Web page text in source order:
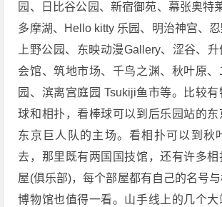
园、日比谷公园、新宿御苑、幕张奥特
多摩湖、Hello kitty 乐园、明治神宫、忍
上野公园、东映动漫Gallery、涩谷、
会馆、筑地市场、千鸟之渊、秋叶原
园、滨离宫庭园 Tsukiji鱼市等。比较
球和相扑，看棒球可以到后乐园站的东
东京巨人队的主场。看相扑可以到秋
去，那里既有两国国技馆，还有许多相
屋(俱乐部)，每个部屋都有自己的名号
博物馆也值得一看。山手线上的几个大